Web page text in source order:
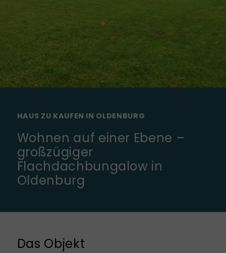
HAUS ZU KAUFEN IN OLDENBURG
Wohnen auf einer Ebene –
großzügiger
Flachdachbungalow in
Oldenburg
Das Objekt